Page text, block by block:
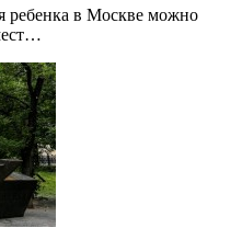
ребенка в Москве можно